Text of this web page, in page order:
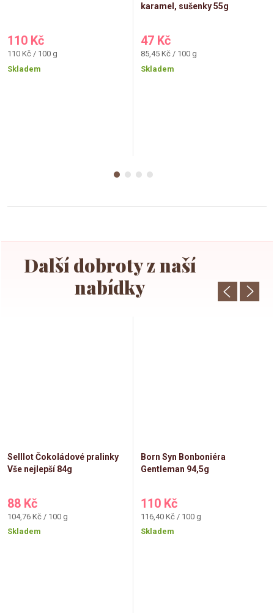
110 Kč
Měrná
cena:
110 Kč / 100 g
Skladem
karamel, sušenky 55g
47 Kč
Měrná
cena:
85,45 Kč / 100 g
Skladem
Selllot Čokoládové pralinky
Vše nejlepší 84g
88 Kč
Měrná
cena:
104,76 Kč / 100 g
Skladem
Born Syn Bonboniéra
Gentleman 94,5g
110 Kč
Měrná
cena:
116,40 Kč / 100 g
Skladem